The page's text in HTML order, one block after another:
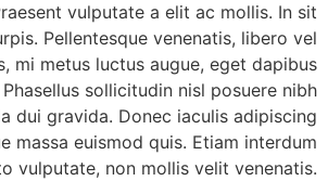
vulputate a elit ac mollis. In sit
Pellentesque venenatis, libero vel
mi metus luctus augue, eget dapibus
sollicitudin nisl posuere nibh
dui gravida. Donec iaculis adipiscing
massa euismod quis. Etiam interdum
vulputate, non mollis velit venenatis.